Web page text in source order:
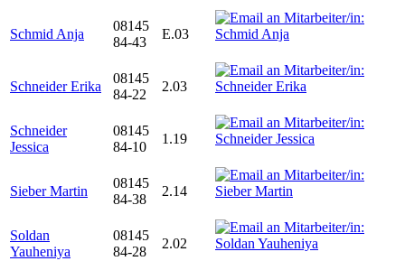
Schmid Anja
08145
84-43
E.03
Schneider Erika
08145
84-22
2.03
Schneider
Jessica
08145
84-10
1.19
Sieber Martin
08145
84-38
2.14
Soldan
Yauheniya
08145
84-28
2.02